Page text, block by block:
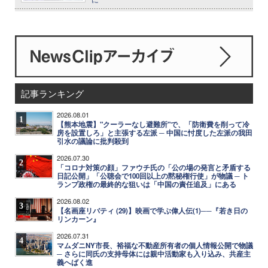
記事ランキング
1 2026.08.01
【熊本地震】"クーラーなし避難所"で、「防衛費を削って冷
房を設置しろ」と主張する左派 ─ 中国に忖度した左派の我田
引水の議論に批判殺到
2 2026.07.30
「コロナ対策の顔」ファウチ氏の「公の場の発言と矛盾する
日記公開」「公聴会で100回以上の黙秘権行使」が物議 ─ ト
ランプ政権の最終的な狙いは「中国の責任追及」にある
3 2026.08.02
【名画座リバティ (29)】映画で学ぶ偉人伝(1)──『若き日の
リンカーン』
4 2026.07.31
マムダニNY市長、裕福な不動産所有者の個人情報公開で物議
─ さらに同氏の支持母体には親中活動家も入り込み、共産主
義へばく進